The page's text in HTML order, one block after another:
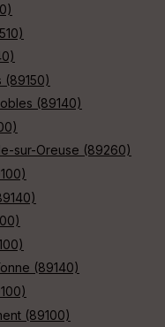
(89150)
(89140)
sur-Oreuse (89260)
(89140)
(89100)